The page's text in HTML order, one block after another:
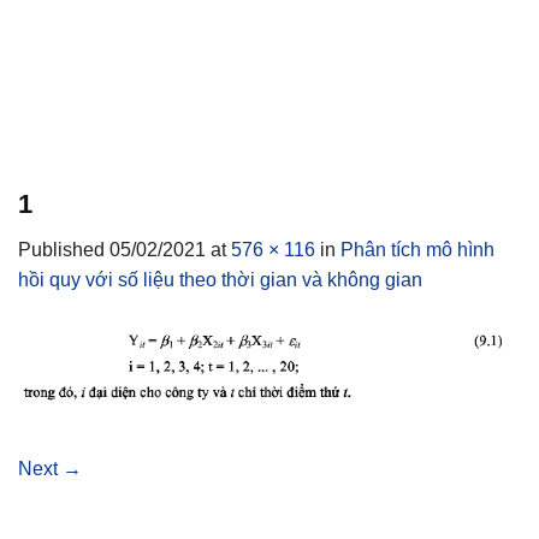
1
Published 05/02/2021 at576 × 116 in Phân tích mô hình
hồi quy với số liệu theo thời gian và không gian
Next →